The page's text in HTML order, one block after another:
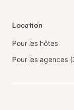
Location
Pour les hôtes
Pour les agences